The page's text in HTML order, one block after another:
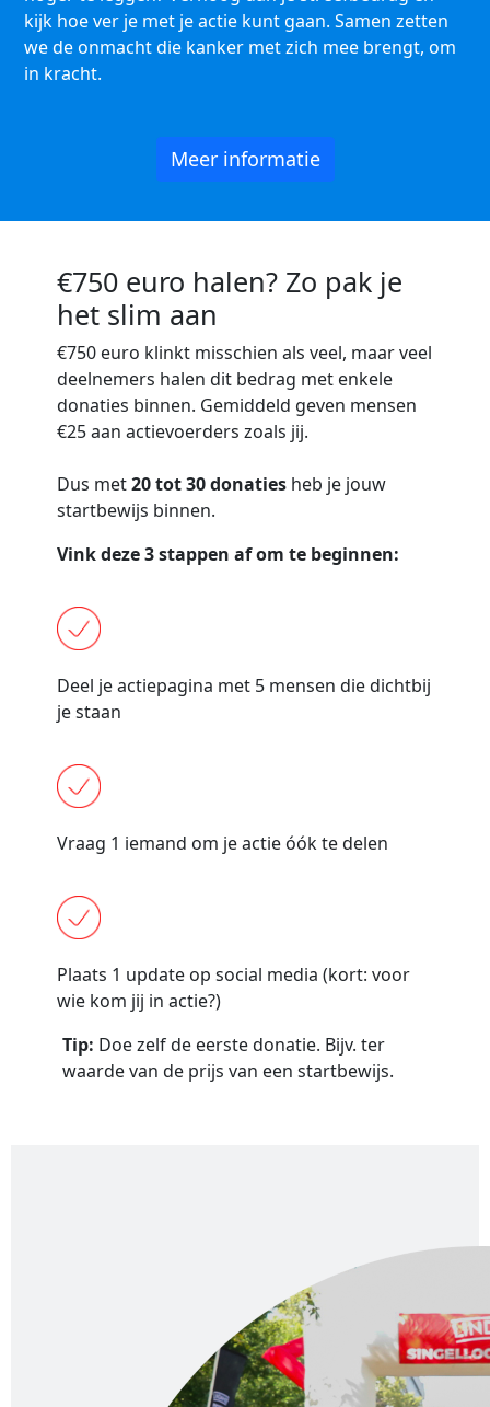
kijk hoe ver je met je actie kunt gaan. Samen zetten
we de onmacht die kanker met zich mee brengt, om
in kracht.
Meer informatie
€750 euro halen? Zo pak je
het slim aan
€750 euro klinkt misschien als veel, maar veel
deelnemers halen dit bedrag met enkele
donaties binnen. Gemiddeld geven mensen
€25 aan actievoerders zoals jij.
Dus met20 tot 30 donaties heb je jouw
startbewijs binnen.
Vink deze 3 stappen af om te beginnen:
Deel je actiepagina met 5 mensen die dichtbij
je staan
Vraag 1 iemand om je actie óók te delen
Plaats 1 update op social media (kort: voor
wie kom jij in actie?)
Tip: Doe zelf de eerste donatie. Bijv. ter
waarde van de prijs van een startbewijs.